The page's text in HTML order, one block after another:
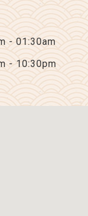
- 01:30am
- 10:30pm